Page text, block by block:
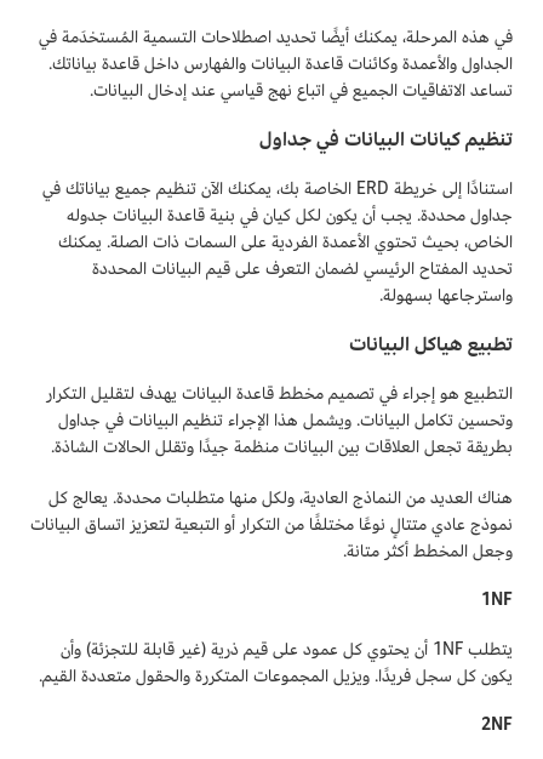
في هذه المرحلة، يمكنك أيضًا تحديد اصطلاحات التسمية المُستخدَمة في
الجداول والأعمدة وكائنات قاعدة البيانات والفهارس داخل قاعدة بياناتك.
تساعد الاتفاقيات الجميع في اتباع نهج قياسي عند إدخال البيانات.
تنظيم كيانات البيانات في جداول
استنادًا إلى خريطة ERD الخاصة بك، يمكنك الآن تنظيم جميع بياناتك في
جداول محددة. يجب أن يكون لكل كيان في بنية قاعدة البيانات جدوله
الخاص، بحيث تحتوي الأعمدة الفردية على السمات ذات الصلة. يمكنك
تحديد المفتاح الرئيسي لضمان التعرف على قيم البيانات المحددة
واسترجاعها بسهولة.
تطبيع هياكل البيانات
التطبيع هو إجراء في تصميم مخطط قاعدة البيانات يهدف لتقليل التكرار
وتحسين تكامل البيانات. ويشمل هذا الإجراء تنظيم البيانات في جداول
بطريقة تجعل العلاقات بين البيانات منظمة جيدًا وتقلل الحالات الشاذة.
هناك العديد من النماذج العادية، ولكل منها متطلبات محددة. يعالج كل
نموذج عادي متتالٍ نوعًا مختلفًا من التكرار أو التبعية لتعزيز اتساق البيانات
وجعل المخطط أكثر متانة.
1NF
يتطلب 1NF أن يحتوي كل عمود على قيم ذرية (غير قابلة للتجزئة) وأن
يكون كل سجل فريدًا. ويزيل المجموعات المتكررة والحقول متعددة القيم.
2NF